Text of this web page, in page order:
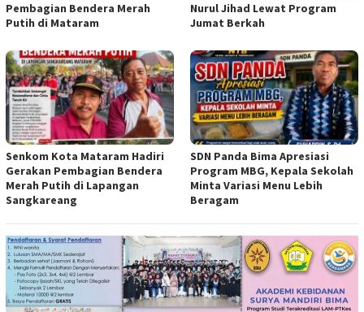
Pembagian Bendera Merah
Putih di Mataram
Nurul Jihad Lewat Program
Jumat Berkah
Senkom Kota Mataram Hadiri
Gerakan Pembagian Bendera
Merah Putih di Lapangan
Sangkareang
SDN Panda Bima Apresiasi
Program MBG, Kepala Sekolah
Minta Variasi Menu Lebih
Beragam